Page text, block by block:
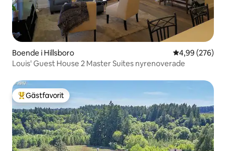
Boende i Hillsboro 4,99 av 5 i
4,99 (276)
Louis' Guest House 2 Master Suites nyrenoverade
Populär gästfavorit
Gästfavorit